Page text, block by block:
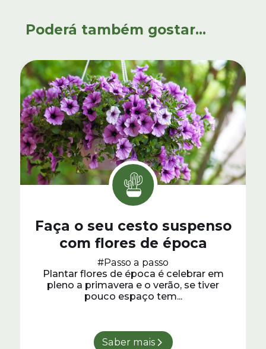
Poderá também gostar...
Faça o seu cesto suspenso
com flores de época
#Passo a passo
Plantar flores de época é celebrar em
pleno a primavera e o verão, se tiver
pouco espaço tem...
Saber mais